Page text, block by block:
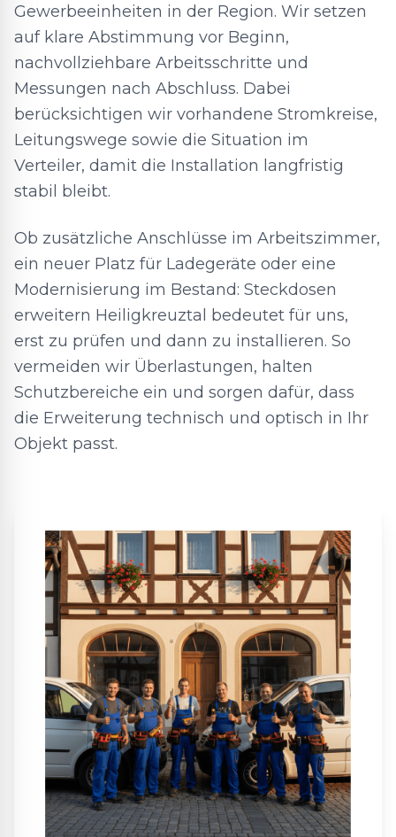
Gewerbeeinheiten in der Region. Wir setzen
auf klare Abstimmung vor Beginn,
nachvollziehbare Arbeitsschritte und
Messungen nach Abschluss. Dabei
berücksichtigen wir vorhandene Stromkreise,
Leitungswege sowie die Situation im
Verteiler, damit die Installation langfristig
stabil bleibt.
Ob zusätzliche Anschlüsse im Arbeitszimmer,
ein neuer Platz für Ladegeräte oder eine
Modernisierung im Bestand: Steckdosen
erweitern Heiligkreuztal bedeutet für uns,
erst zu prüfen und dann zu installieren. So
vermeiden wir Überlastungen, halten
Schutzbereiche ein und sorgen dafür, dass
die Erweiterung technisch und optisch in Ihr
Objekt passt.